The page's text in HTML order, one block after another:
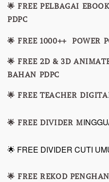
🌟 FREE PELBAGAI
PDPC
🌟 FREE 1000++ POWER
🌟 FREE 2D & 3D
BAHAN PDPC
🌟 FREE TEACHER
🌟 FREE DIVIDER M
🌟 FREE DIVIDER CUTI
🌟 FREE REKOD